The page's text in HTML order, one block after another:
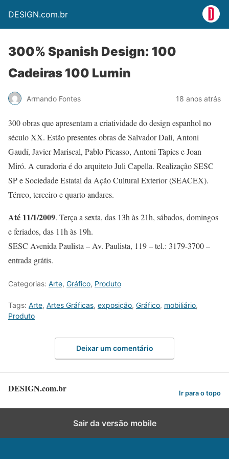
DESIGN.com.br
300% Spanish Design: 100
Cadeiras 100 Lumin
Armando Fontes 18 anos atrás
300 obras que apresentam a criatividade do design espanhol no
século XX. Estão presentes obras de Salvador Dalí, Antoni
Gaudí, Javier Mariscal, Pablo Picasso, Antoni Tàpies e Joan
Miró. A curadoria é do arquiteto Juli Capella. Realização SESC
SP e Sociedade Estatal da Ação Cultural Exterior (SEACEX).
Térreo, terceiro e quarto andares.
Até 11/1/2009. Terça a sexta, das 13h às 21h, sábados, domingos
e feriados, das 11h às 19h.
SESC Avenida Paulista – Av. Paulista, 119 – tel.: 3179-3700 –
entrada grátis.
Categorias: Arte, Gráfico, Produto
Tags: Arte, Artes Gráficas, exposição, Gráfico, mobiliário,
Produto
Deixar um comentário
DESIGN.com.br Ir para o topo
Sair da versão mobile